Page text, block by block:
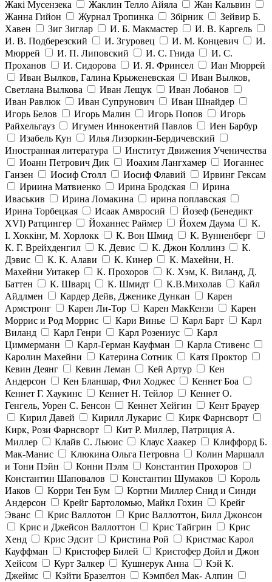
Жакі Мусензека
Жаклин Телло Айяла
Жан Кальвин
Жанна Гийон
Журнал Тропинка Збірник
Зейвир Б.
Хавен
Зиг Зиглар И. Б. Макмастер
И. В. Каргель
И. В. Подберезский
И. Згуровец И. М. Концевич
И.
Мюррей
И. П. Липовский И. С. Гнида
И. С.
Проханов
И. Сидорова И. Я. Фринсел
Иан Мюррей
Иван Вылков, Галина Крыженевская
Иван Вылков,
Светлана Вылкова
Иван Лещук
Иван Лобанов
Иван Равлюк
Иван Супрунович
Иван Шнайдер
Игорь Белов
Игорь Малин Игорь Попов
Игорь
Райхельгауз
Игумен Иннокентий Павлов
Иен Барбур
Изабель Кун
Илья Лизоркин-Бердичевский
Иностранная литература
Институт Движения Ученичества
Иоанн Петрович Дик
Иоахим Лангхамер
Иоганнес
Ганзен
Иосиф Столл Иосиф Флавий
Ирвинг Гексам
Ириина Матвиенко
Ирина Бродская
Ирина
Иваськив
Ирина Ломакина
ирина поплавская
Ирина Торбецкая
Исаак Амвросий
Йозеф (Бенедикт
ХVI) Ратцингер
Йоханнес Раймер Йохем Даума
К.
І. Хоккінг, М. Хорлокк
К. Вон Шмид
К. Вунненберг
К. Г. Врейхденгил
К. Девис К. Джон Коллинз
К.
Дэвис
К. К. Алави К. Кинер
К. Махейни, Н.
Махейни Уитакер
К. Прохоров
К. Хэм, К. Виланд, Д.
Баттен
К. Шварц К. Шмидт К.В.Михолав
Кайл
Айдлмен
Кардер Дейв, Дженике Дункан
Карен
Армстронг
Карен Ли-Тор Карен МакКензи
Карен
Моррис и Род Моррис
Кари Винье Карл Барт
Карл
Виланд
Карл Генри Карл Розениус
Карл
Циммерманн
Карл-Герман Кауфман
Карла Стивенс
Каролин Махейни
Катерина Сотник
Катя Проктор
Кевин Деянг
Кевин Леман Кей Артур
Кен
Андерсон
Кен Бланшар, Фил Ходжес
Кеннет Боа
Кеннет Г. Хаукинс
Кеннет Н. Тейлор
Кеннет О.
Генгель, Уорен С. Бенсон
Кеннет Хейгин
Кент Брауер
Кирил Давей
Кирилл Лукарис
Кирк Фарнсворт
Кирк, Рози Фарнсворт
Кит Р. Миллер, Патриция А.
Миллер
Клайв С. Льюис Клаус Хаакер
Клиффорд Б.
Мак-Манис
Клюкина Ольга Петровна
Колин Маршалл
и Тони Пэйн
Конни Пэлм
Константин Прохоров
Константин Шаповалов
Константин Шумаков
Король
Иаков
Корри Тен Бум
Кортни Миллер Снид и Синди
Андерсон
Крейг Бартоломью, Майкл Гохин
Крейг
Эванс
Крис Валлотон
Крис Валлоттон, Билл Джонсон
Крис и Джейсон Валлоттон
Крис Тайгрин
Крис
Хенд
Крис Эдсит Кристина Рой
Кристмас Карол
Кауффман
Кристофер Билей
Кристофер Дойл и Джон
Хейсом
Курт Залкер Кушнерук Анна
Кэй К.
Джеймс
Кэйти Бразелтон
Кэмпбел Мак- Алпин